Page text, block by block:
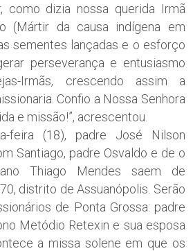
como dizia nossa querida Irmã
(Mártir da causa indígena em
sementes lançadas e o esforço
perseverança e entusiasmo
Irmãs, crescendo assim a
Confio a Nossa Senhora
e missão!”, acrescentou.
(18), padre José Nilson
Santiago, padre Osvaldo e de o
Thiago Mendes saem de
distrito de Assuanópolis. Serão
de Ponta Grossa: padre
Metódio Retexin e sua esposa
a missa solene em que os